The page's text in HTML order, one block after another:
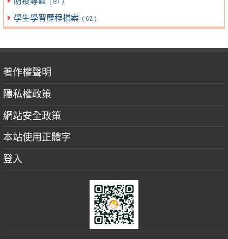
學生學習歷程檔案 ( 62 )
著作權聲明
隱私權政策
網站安全政策
本站使用正體字
登入